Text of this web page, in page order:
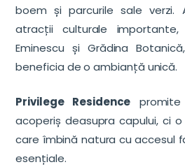
boem și parcurile sale verzi.
atracții culturale
Eminescu și Grădina
beneficia de o ambianță unică.
Privilege Residence
acoperiș deasupra capului, ci
care îmbină natura cu accesul
esențiale.